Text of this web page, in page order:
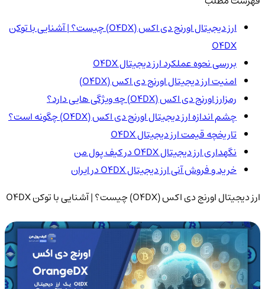
ارز دیجیتال اورنج دی اکس (O4DX) چیست؟ | آشنایی با توکن
O4DX
بررسی نحوه عملکرد ارز دیجیتال O4DX
امنیت ارز دیجیتال اورنج دی اکس (O4DX)
رمزارز اورنج دی اکس (O4DX) چه ویژگی هایی دارد؟
چشم اندازه ارز دیجیتال اورنج دی اکس (O4DX) چگونه است؟
تاریخچه قیمت ارز دیجیتال O4DX
نگهداری ارز دیجیتال O4DX در کیف پول من
خرید و فروش آنی ارز دیجیتال O4DX در ایران
ارز دیجیتال اورنج دی اکس (O4DX) چیست؟ | آشنایی با توکن O4DX